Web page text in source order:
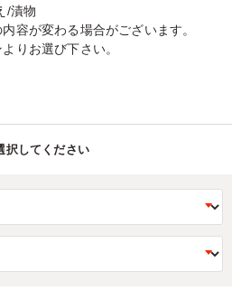
/漬物
容が変わる場合がございます。
りお選び下さい。
択してください